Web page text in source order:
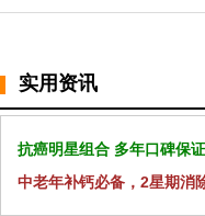
实用资讯
抗癌明星组合 多年口碑保
中老年补钙必备，2星期消